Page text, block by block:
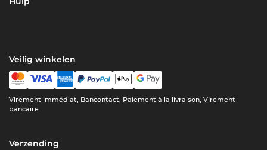
Veilig winkelen
Virement immédiat, Bancontact, Paiement à la livraison, Virement
bancaire
Verzending